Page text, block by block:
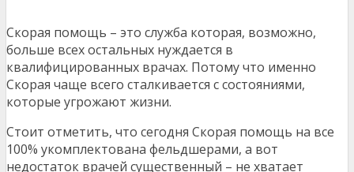
Скорая помощь – это служба которая, возможно,
больше всех остальных нуждается в
квалифицированных врачах. Потому что именно
Скорая чаще всего сталкивается с состояниями,
которые угрожают жизни.
Стоит отметить, что сегодня Скорая помощь на все
100% укомплектована фельдшерами, а вот
недостаток врачей существенный – не хватает